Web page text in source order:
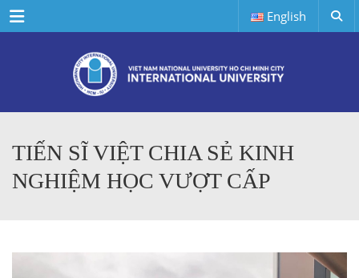
Menu English
TIẾN SĨ VIỆT CHIA SẺ KINH
NGHIỆM HỌC VƯỢT CẤP